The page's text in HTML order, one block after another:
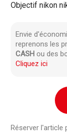
Objectif nikon
Envie
reprenons les
CASH ou des
Cliquez ici
Réserver l'article